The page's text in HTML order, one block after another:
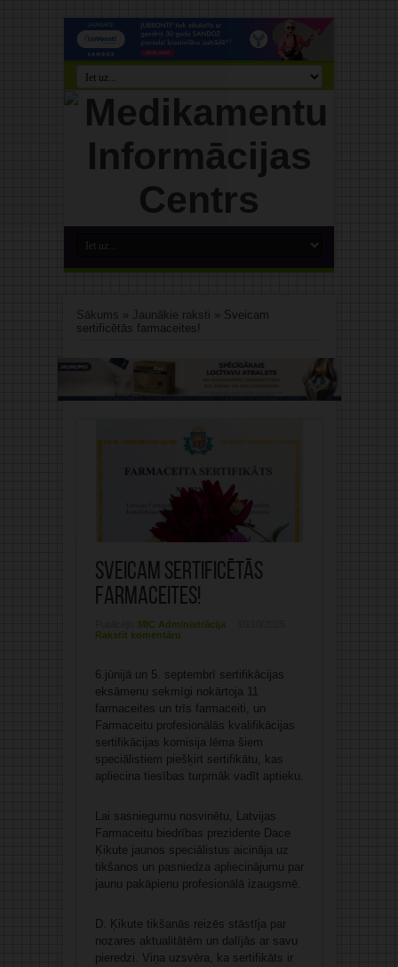
Sākums » Jaunākie raksti » Sveicam
sertificētās farmaceites!
Sveicam sertificētās
farmaceites!
MIC Administrācija
Rakstīt komentāru
6.jūnijā un 5. septembrī sertifikācijas
eksāmenu sekmīgi nokārtoja 11
farmaceites un trīs farmaceiti, un
Farmaceitu profesionālās kvalifikācijas
sertifikācijas komisija lēma šiem
speciālistiem piešķirt sertifikātu, kas
apliecina tiesības turpmāk vadīt aptieku.
Lai sasniegumu nosvinētu, Latvijas
Farmaceitu biedrības prezidente Dace
Ķikute jaunos speciālistus aicināja uz
tikšanos un pasniedza apliecinājumu par
jaunu pakāpienu profesionālā izaugsmē.
D. Ķikute tikšanās reizēs stāstīja par
nozares aktualitātēm un dalījās ar savu
pieredzi. Viņa uzsvēra, ka sertifikāts ir